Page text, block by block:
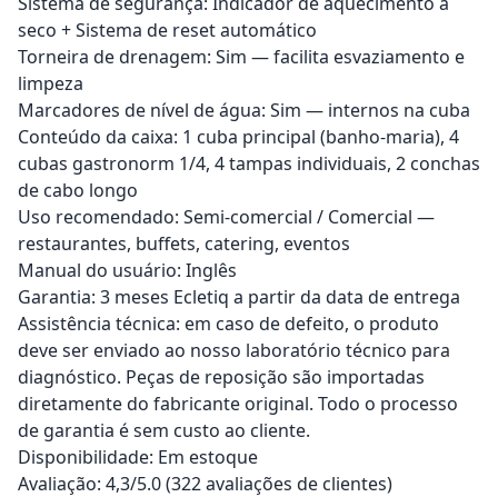
seco + Sistema de reset automático
Torneira de drenagem: Sim — facilita esvaziamento e
limpeza
Marcadores de nível de água: Sim — internos na cuba
Conteúdo da caixa: 1 cuba principal (banho-maria), 4
cubas gastronorm 1/4, 4 tampas individuais, 2 conchas
de cabo longo
Uso recomendado: Semi-comercial / Comercial —
restaurantes, buffets, catering, eventos
Manual do usuário: Inglês
Garantia: 3 meses Ecletiq a partir da data de entrega
Assistência técnica: em caso de defeito, o produto
deve ser enviado ao nosso laboratório técnico para
diagnóstico. Peças de reposição são importadas
diretamente do fabricante original. Todo o processo
de garantia é sem custo ao cliente.
Disponibilidade: Em estoque
Avaliação: 4,3/5.0 (322 avaliações de clientes)